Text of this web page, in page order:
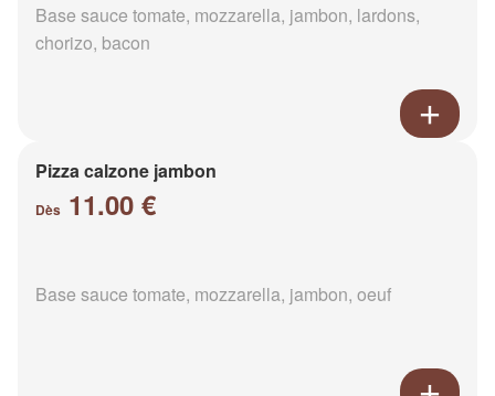
Base sauce tomate, mozzarella, jambon, lardons,
chorizo, bacon
Pizza calzone jambon
Dès 11.00 €
Base sauce tomate, mozzarella, jambon, oeuf